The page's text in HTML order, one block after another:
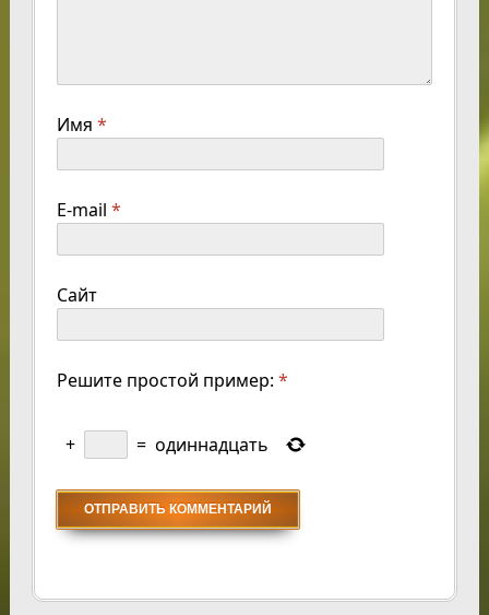
Имя *
E-mail *
Сайт
Решите простой пример: *
+ = одиннадцать